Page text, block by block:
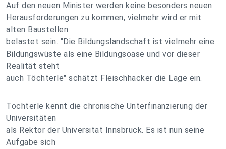
Auf den neuen Minister werden keine besonders neuen
Herausforderungen zu kommen, vielmehr wird er mit
alten Baustellen
belastet sein. "Die Bildungslandschaft ist vielmehr eine
Bildungswüste als eine Bildungsoase und vor dieser
Realität steht
auch Töchterle" schätzt Fleischhacker die Lage ein.
Töchterle kennt die chronische Unterfinanzierung der
Universitäten
als Rektor der Universität Innsbruck. Es ist nun seine
Aufgabe sich